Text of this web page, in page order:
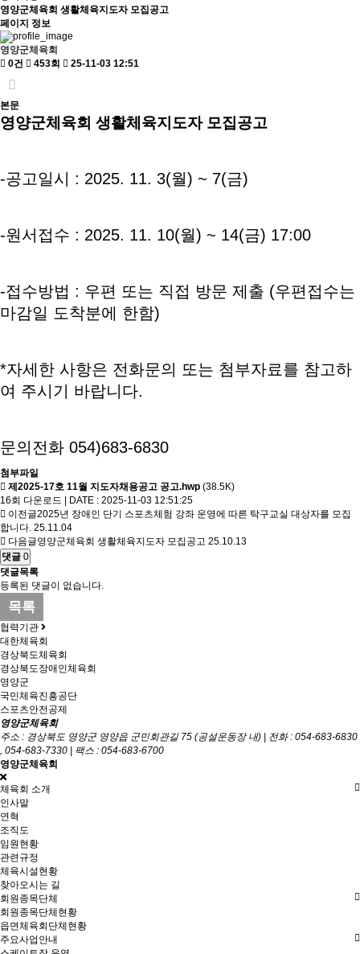
영양군체육회 생활체육지도자 모집공고
페이지 정보
영양군체육회
0건
453회 25-11-03 12:51
본문
영양군체육회 생활체육지도자 모집공고
-공고일시 : 2025. 11. 3(월) ~ 7(금)
-원서접수 : 2025. 11. 10(월) ~ 14(금) 17:00
-접수방법 : 우편 또는 직접 방문 제출 (우편접수는
마감일 도착분에 한함)
*자세한 사항은 전화문의 또는 첨부자료를 참고하
여 주시기 바랍니다.
문의전화 054)683-6830
첨부파일
제2025-17호 11월 지도자채용공고 공고.hwp (38.5K)
16회 다운로드 | DATE : 2025-11-03 12:51:25
이전글2025년 장애인 단기 스포츠체험 강좌 운영에 따른 탁구교실 대상자를 모집
합니다. 25.11.04
다음글영양군체육회 생활체육지도자 모집공고 25.10.13
댓글 0
댓글목록
등록된 댓글이 없습니다.
목록
협력기관
대한체육회
경상북도체육회
경상북도장애인체육회
영양군
국민체육진흥공단
스포츠안전공제
영양군체육회
주소 : 경상북도 영양군 영양읍 군민회관길 75 (공설운동장 내) | 전화 : 054-683-6830
, 054-683-7330 | 팩스 : 054-683-6700
영양군체육회
체육회 소개
인사말
연혁
조직도
임원현황
관련규정
체육시설현황
찾아오시는 길
회원종목단체
회원종목단체현황
읍면체육회단체현황
주요사업안내